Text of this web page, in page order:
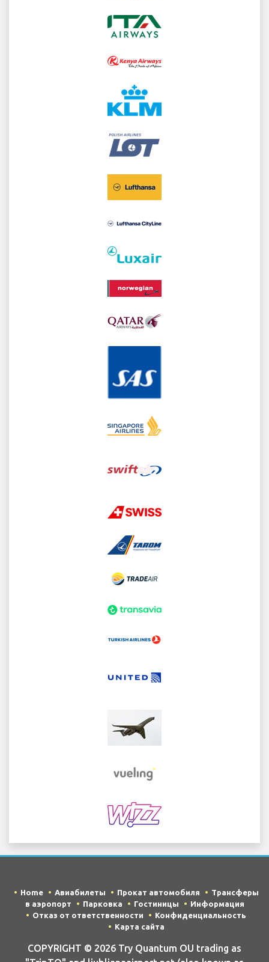
Home Авиабилеты Прокат автомобиля
Трансферы
в аэропорт
Парковка Гостиницы
Информация
Отказ от ответственности
Конфиденциальность
Карта сайта
COPYRIGHT © 2026 Try Quantum OU trading as